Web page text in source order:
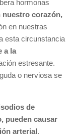
hormonas
nuestro corazón,
en nuestras
esta circunstancia
a la
estresante.
o nerviosa se
de
pueden causar
arterial.